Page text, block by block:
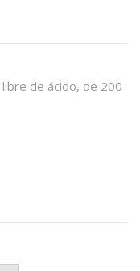
de ácido, de 200